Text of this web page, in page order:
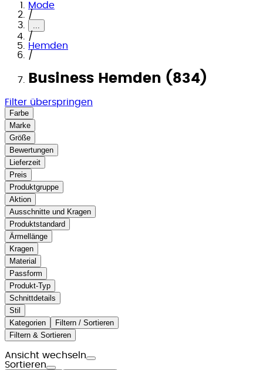
Mode
/
...
/
Hemden
/
Business Hemden (834)
Filter überspringen
Farbe
Marke
Größe
Bewertungen
Lieferzeit
Preis
Produktgruppe
Aktion
Ausschnitte und Kragen
Produktstandard
Ärmellänge
Kragen
Material
Passform
Produkt-Typ
Schnittdetails
Stil
Kategorien
Filtern / Sortieren
Filtern & Sortieren
Ansicht wechseln
Sortieren